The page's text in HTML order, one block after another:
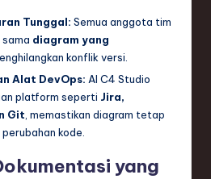
Tunggal: Semua anggota tim
diagram yang
konflik versi.
Alat DevOps: AI C4 Studio
platform seperti Jira,
Git, memastikan diagram tetap
kode.
yang